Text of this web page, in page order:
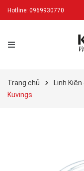
Hotline: 0969930770
Trang chủ Linh
Kuvings